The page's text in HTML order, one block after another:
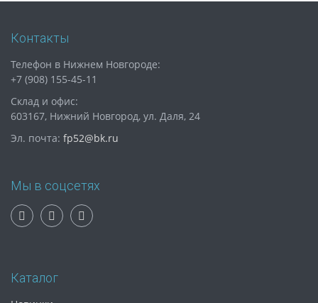
Контакты
Телефон в Нижнем Новгороде:
+7 (908) 155-45-11
Склад и офис:
603167, Нижний Новгород, ул. Даля, 24
Эл. почта: fp52@bk.ru
Мы в соцсетях
Каталог